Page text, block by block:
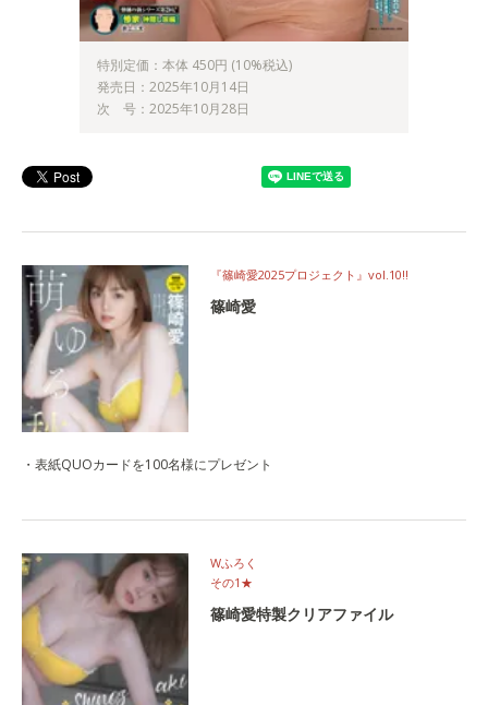
特別定価：本体 450円 (10%税込)
発売日：2025年10月14日
次 号：2025年10月28日
『篠崎愛2025プロジェクト』vol.10‼
篠崎愛
・表紙QUOカードを100名様にプレゼント
Wふろく
その1★
篠崎愛特製クリアファイル